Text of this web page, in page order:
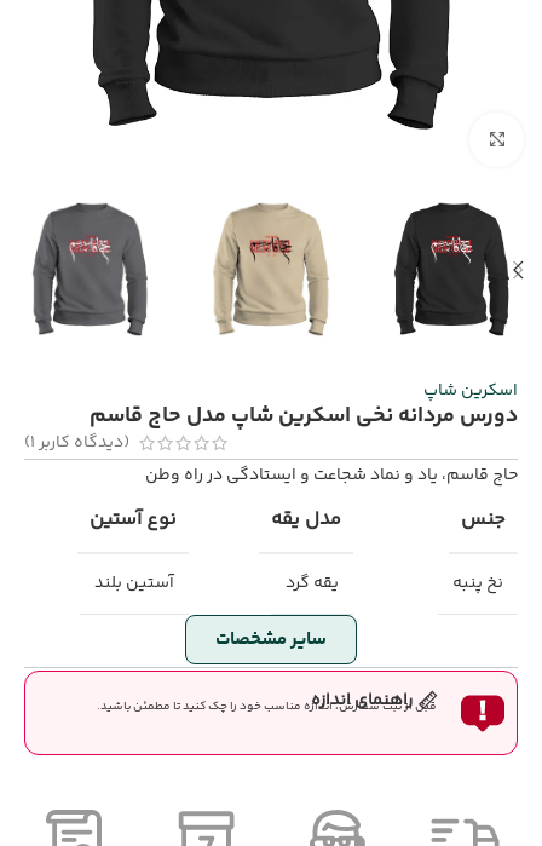
اسکرین شاپ
دورس مردانه نخی اسکرین شاپ مدل حاج قاسم
(دیدگاه کاربر1
)
حاج قاسم، یاد و نماد شجاعت و ایستادگی در راه وطن
جنس
نخ پنبه
مدل یقه
یقه گرد
نوع آستین
آستین بلند
سایر مشخصات
راهنمای اندازه
قبل از ثبت سفارش، اندازه مناسب خود را چک کنید تا مطمئن باشید.